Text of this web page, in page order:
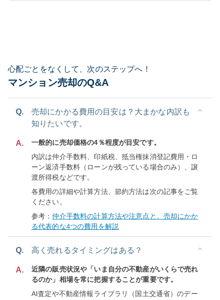
心配ごとをなくして、次のステップへ！
マンション売却のQ&A
Q.
売却にかかる費用の目安は？大まかな内訳も
知りたいです。
A.
一般的に売却価格の4％程度が目安です。
内訳は仲介手数料、印紙税、抵当権抹消登記費用・ロ
ーン返済手数料（ローンが残っている場合のみ）、譲
渡所得税などです。
各費用の詳細や計算方法、節約方法は次の記事をご覧
ください。
参考：仲介手数料の計算方法や注意点と、売却にかか
る代表的な4つの費用を解説
Q. 高く売れるタイミングはある？
A.
近隣の販売状況や「いま自分の不動産がいくらで売れ
るのか」相場を常に把握することが重要です。
AI査定や不動産情報ライブラリ（国土交通省）のデー